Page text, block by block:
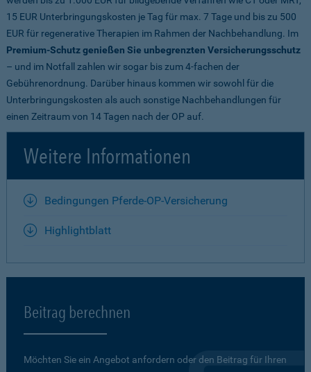
15 EUR Unterbringungskosten je Tag für max. 7 Tage und bis zu 500
EUR für regenerative Therapien im Rahmen der Nachbehandlung. Im
Premium-Schutz genießen Sie unbegrenzten Versicherungsschutz
– und im Notfall zahlen wir sogar bis zum 4-fachen der
Gebührenordnung. Darüber hinaus kommen wir sowohl für die
Unterbringungskosten als auch sonstige Nachbehandlungen für
einen Zeitraum von 14 Tagen nach der OP auf.
Weitere Informationen
Bedingungen Pferde-OP-Versicherung
Highlightblatt
Beitrag berechnen
Möchten Sie ein Angebot anfordern oder den Beitrag für Ihren